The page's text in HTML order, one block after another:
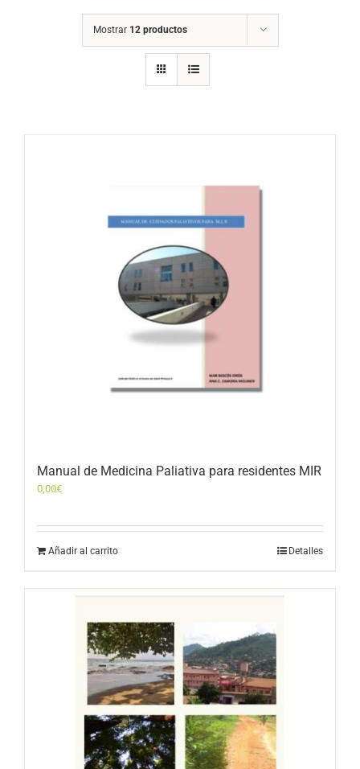
Mostrar 12 productos
Manual de Medicina Paliativa para residentes MIR
0,00€
Añadir al carrito Detalles